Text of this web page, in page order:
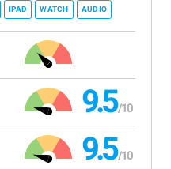
IPAD WATCH AUDIO
9.5
9.5